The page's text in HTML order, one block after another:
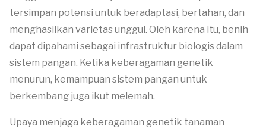
tersimpan potensi untuk beradaptasi, bertahan, dan
menghasilkan varietas unggul. Oleh karena itu, benih
dapat dipahami sebagai infrastruktur biologis dalam
sistem pangan. Ketika keberagaman genetik
menurun, kemampuan sistem pangan untuk
berkembang juga ikut melemah.
Upaya menjaga keberagaman genetik tanaman